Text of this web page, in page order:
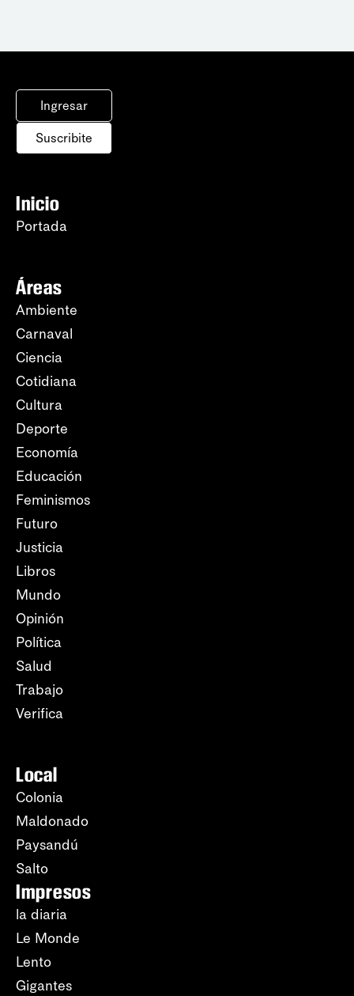
Ingresar
Suscribite
Inicio
Portada
Áreas
Ambiente
Carnaval
Ciencia
Cotidiana
Cultura
Deporte
Economía
Educación
Feminismos
Futuro
Justicia
Libros
Mundo
Opinión
Política
Salud
Trabajo
Verifica
Local
Colonia
Maldonado
Paysandú
Salto
Impresos
la diaria
Le Monde
Lento
Gigantes